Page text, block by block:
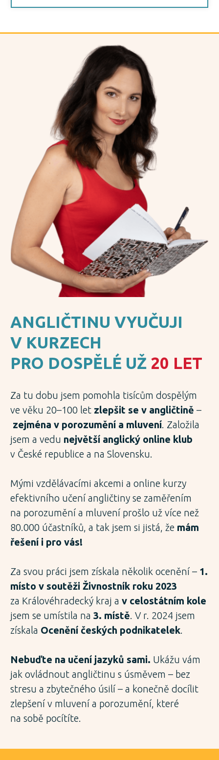
ANGLIČTINU VYUČUJI
V KURZECH
PRO DOSPĚLÉ UŽ 20 LET
Za tu dobu jsem pomohla tisícům dospělým
ve věku 20–100 let zlepšit se v angličtině –
zejména v porozumění a mluvení. Založila
jsem a vedu největší anglický online klub
v České republice a na Slovensku.
Mými vzdělávacími akcemi a online kurzy
efektivního učení angličtiny se zaměřením
na porozumění a mluvení prošlo už více než
80.000 účastníků, a tak jsem si jistá, že mám
řešení i pro vás!
Za svou práci jsem získala několik ocenění – 1.
místo v soutěži Živnostník roku 2023
za Královéhradecký kraj av celostátním kole
jsem se umístila na3. místě. V r. 2024 jsem
získala Ocenění českých podnikatelek.
Nebuďte na učení jazyků sami. Ukážu vám
jak ovládnout angličtinu s úsměvem – bez
stresu a zbytečného úsilí – a konečně docílit
zlepšení v mluvení a porozumění, které
na sobě pocítíte.